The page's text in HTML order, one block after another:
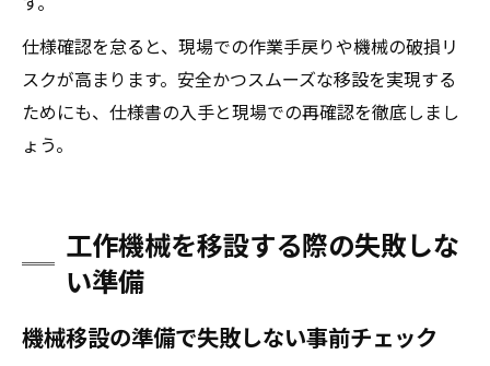
仕様確認を怠ると、現場での作業手戻りや機械の破損リ
スクが高まります。安全かつスムーズな移設を実現する
ためにも、仕様書の入手と現場での再確認を徹底しまし
ょう。
工作機械を移設する際の失敗しな
い準備
機械移設の準備で失敗しない事前チェック